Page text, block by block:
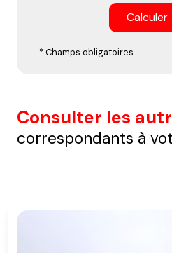
Calculer
* Champs obligatoires
Consulter les
correspondants à